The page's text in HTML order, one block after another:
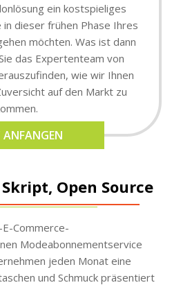
ein kostspieliges
in dieser frühen Phase Ihres
möchten. Was ist dann
das Expertenteam von
wie wir Ihnen
auf den Markt zu
ANFANGEN
Open Source
Commerce-
Modeabonnementservice
jeden Monat eine
und Schmuck präsentiert